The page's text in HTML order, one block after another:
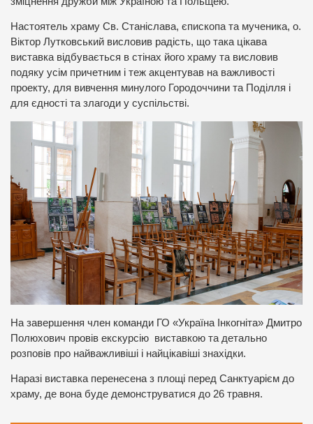
Настоятель храму Св. Станіслава, єпископа та мученика, о.
Віктор Лутковський висловив радість, що така цікава
виставка відбувається в стінах його храму та висловив
подяку усім причетним і теж акцентував на важливості
проекту, для вивчення минулого Городоччини та Поділля і
для єдності та злагоди у суспільстві.
На завершення член команди ГО «Україна Інкогніта» Дмитро
Полюхович провів екскурсію виставкою та детально
розповів про найважливіші і найцікавіші знахідки.
Наразі виставка перенесена з площі перед Санктуарієм до
храму, де вона буде демонструватися до 26 травня.